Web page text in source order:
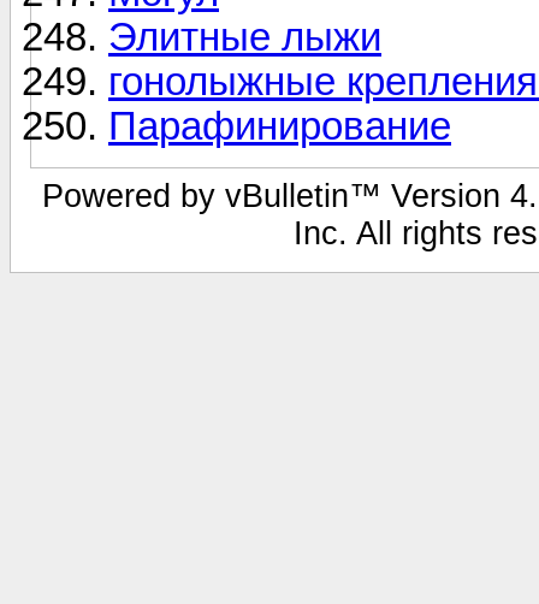
Элитные лыжи
гонолыжные
Парафинирование
Powered by vBulletin™ Version
Inc. All rights